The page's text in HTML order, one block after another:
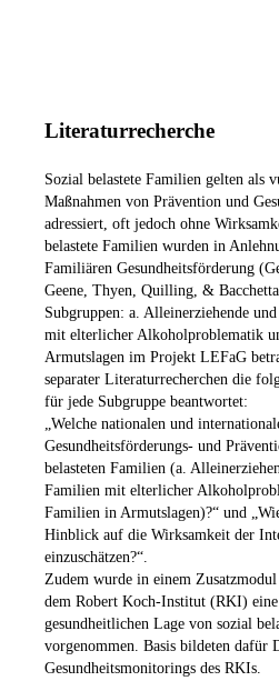
Literaturrecherche
Sozial belastete Familien gelten als
Maßnahmen von Prävention und
adressiert, oft jedoch ohne
belastete Familien wurden in
Familiären Gesundheitsförderung
Geene, Thyen, Quilling, &
Subgruppen: a. Alleinerziehende
mit elterlicher Alkoholproblematik
Armutslagen im Projekt LEFaG
separater Literaturrecherchen die
für jede Subgruppe beantwortet:
„Welche nationalen und
Gesundheitsförderungs- und
belasteten Familien (a.
Familien mit elterlicher
Familien in Armutslagen)?“ und
Hinblick auf die Wirksamkeit der
einzuschätzen?“.
Zudem wurde in einem
dem Robert Koch-Institut (RKI)
gesundheitlichen Lage von sozial
vorgenommen. Basis bildeten dafür
Gesundheitsmonitorings des RKIs.